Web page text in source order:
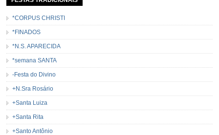
*CORPUS CHRISTI
*FINADOS
*N.S. APARECIDA
*semana SANTA
-Festa do Divino
+N.Sra Rosário
+Santa Luiza
+Santa Rita
+Santo Antônio